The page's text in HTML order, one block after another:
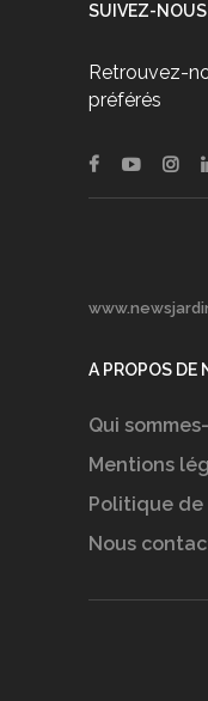
SUIVEZ-NOUS
Retrouvez-
préférés
A PROPOS DE
Qui
Mentions
Politique
Nous